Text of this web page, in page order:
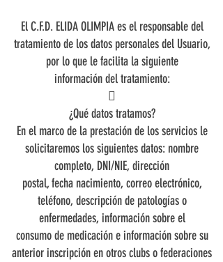
El C.F.D. ELIDA OLIMPIA es el responsable del
tratamiento de los datos personales del Usuario,
por lo que le facilita la siguiente
información del tratamiento:

¿Qué datos tratamos?
En el marco de la prestación de los servicios le
solicitaremos los siguientes datos: nombre
completo, DNI/NIE, dirección
postal, fecha nacimiento, correo electrónico,
teléfono, descripción de patologías o
enfermedades, información sobre el
consumo de medicación e información sobre su
anterior inscripción en otros clubs o federaciones